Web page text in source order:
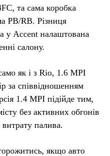
та сама коробка
PB/RB. Різниця
у Accent налаштована
салону.
як і з Rio, 1.6 MPI
за співвідношенням
1.4 MPI підійде тим,
без активних обгонів
витрату палива.
якщо авто